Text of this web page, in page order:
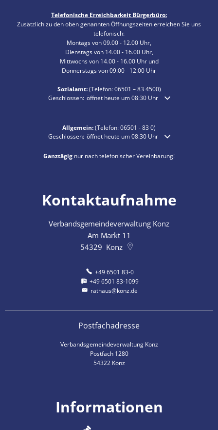
Telefonische Erreichbarkeit Bürgerbüro:
Zusätzlich zu den oben genannten Öffnungszeiten erreichen Sie uns
telefonisch:
Montags von 09.00 - 12.00 Uhr,
Dienstags von 14.00 - 16.00 Uhr,
Mittwochs von 14.00 - 16.00 Uhr und
Donnerstags von 09.00 - 12.00 Uhr
Sozialamt:(Telefon:06501 – 834500)
Klicken, um weitere Öffnungs- oder Schließzeiten
Geschlossen: öffnet heute um 08:30 Uhr
Allgemein:(Telefon:06501 - 83 0)
Klicken, um weitere Öffnungs- oder Schließzeiten
Geschlossen: öffnet heute um 08:30 Uhr
Ganztägig nur nach telefonischer Vereinbarung!
Kontaktaufnahme
Verbandsgemeindeverwaltung Konz
Am Markt 11
54329 Konz
+49 6501 83-0
+49 6501 83-1099
rathaus@konz.de
Postfachadresse
Verbandsgemeindeverwaltung Konz
Postfach 1280
54322 Konz
Informationen